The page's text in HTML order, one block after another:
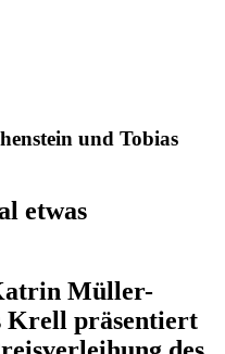
und Tobias
etwas
Müller-
Krell präsentiert